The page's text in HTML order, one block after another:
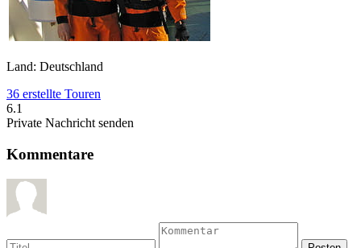
Land: Deutschland
36 erstellte Touren
6.1
Private Nachricht senden
Kommentare